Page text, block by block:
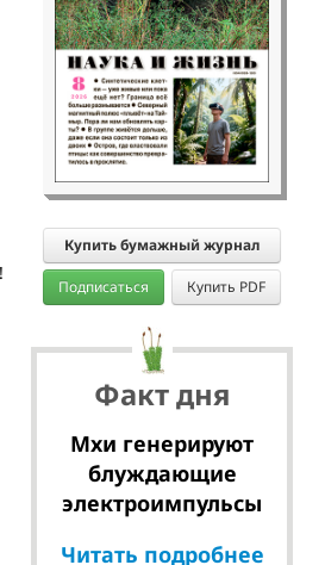
Купить бумажный журнал
Подписаться Купить PDF
Факт дня
Мхи генерируют
блуждающие
электроимпульсы
Читать подробнее